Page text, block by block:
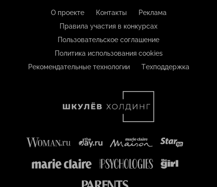
О проекте Контакты
Реклама
Правила участия в конкурсах
Пользовательское соглашение
Политика использования cookies
Рекомендательные технологии
Техподдержка